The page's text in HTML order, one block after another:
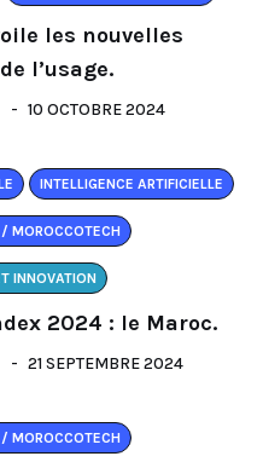
les nouvelles
l’usage.
10 OCTOBRE 2024
INTELLIGENCE ARTIFICIELLE
MOROCCOTECH
INNOVATION
2024 : le Maroc.
21 SEPTEMBRE 2024
MOROCCOTECH